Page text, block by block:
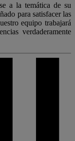
a la temática de su
para satisfacer las
equipo trabajará
verdaderamente